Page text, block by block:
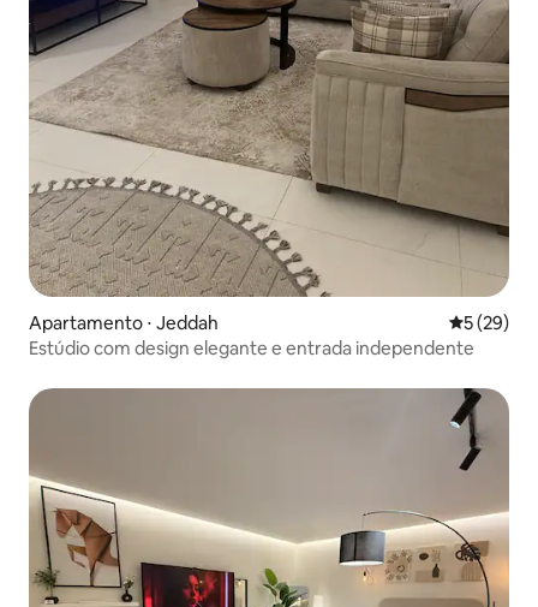
Apartamento ⋅ Jeddah 5 de uma
5 (29)
Estúdio com design elegante e entrada independente